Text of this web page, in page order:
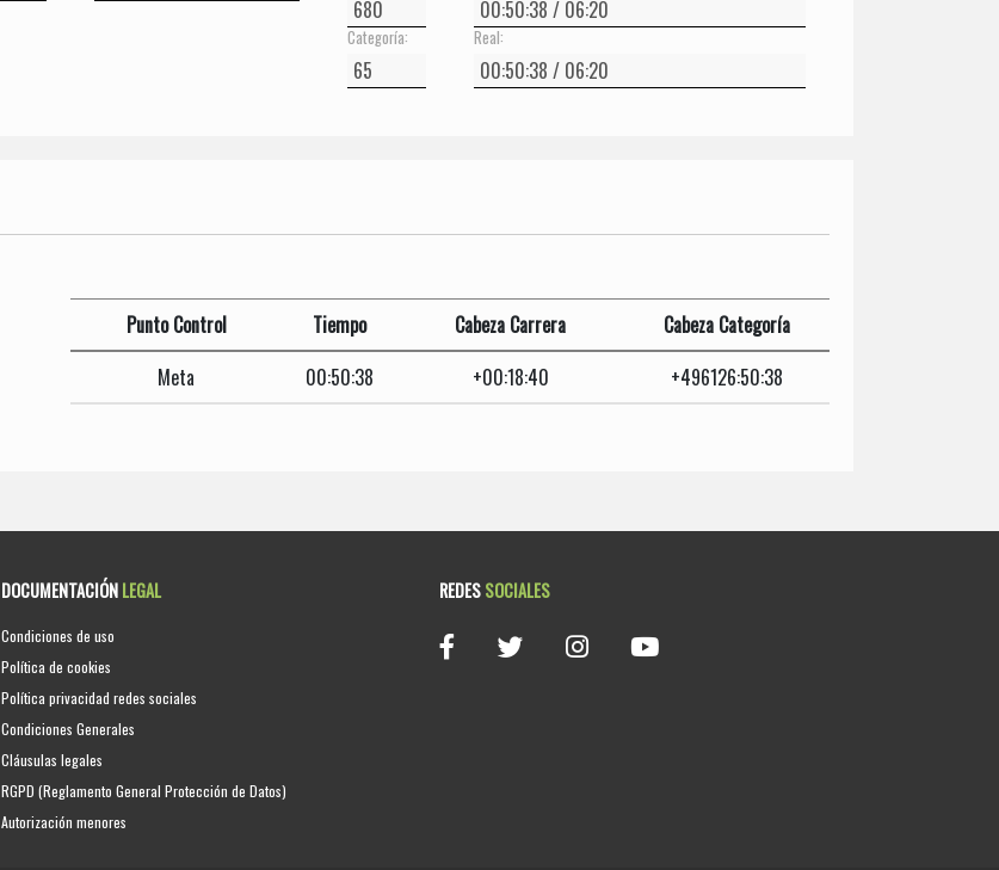
Categoría: Real:
Punto Control Tiempo Cabeza Carrera
Cabeza Categoría
Meta
00:50:38 +00:18:40 +496126:50:38
DOCUMENTACIÓNLEGAL
Condiciones de uso
Política de cookies
Política privacidad redes sociales
Condiciones Generales
Cláusulas legales
RGPD (Reglamento General Protección de Datos)
Autorización menores
REDESSOCIALES